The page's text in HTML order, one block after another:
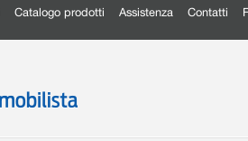
Catalogo prodotti Assistenza Contatti